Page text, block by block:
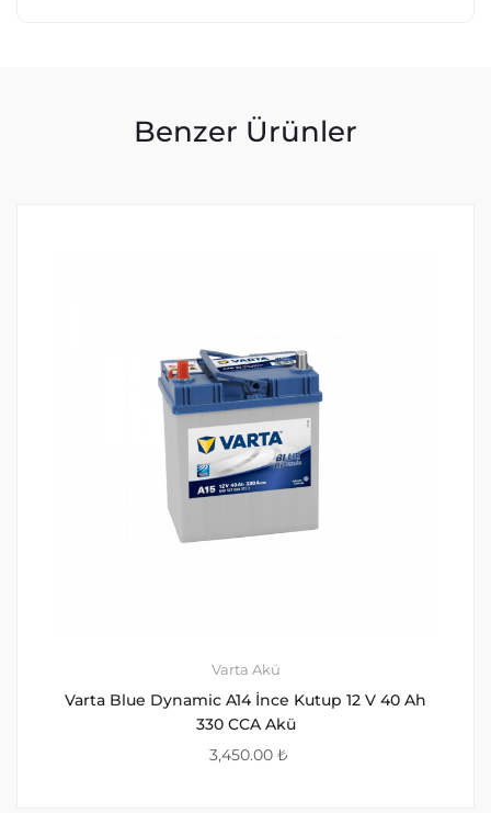
Benzer Ürünler
Varta Akü
Varta Blue Dynamic A14 İnce Kutup 12 V 40 Ah
330 CCA Akü
3,450.00 ₺